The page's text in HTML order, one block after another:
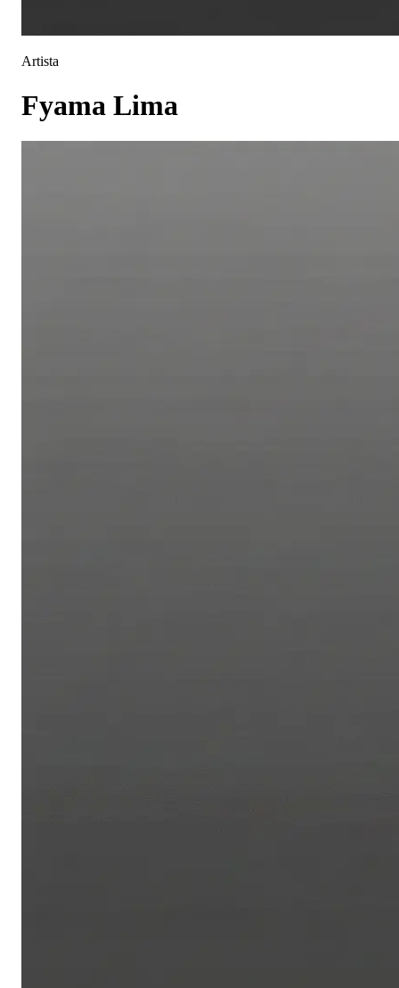
Artista
Fyama Lima